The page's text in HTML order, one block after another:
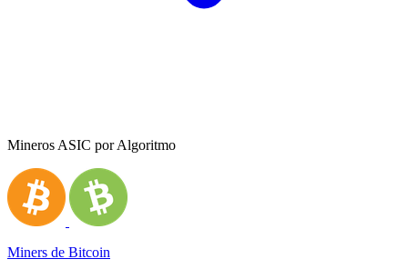
Mineros ASIC por Algoritmo
Miners de Bitcoin